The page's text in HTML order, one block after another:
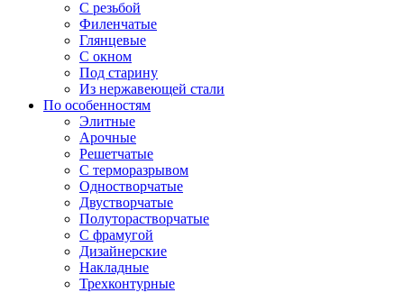
С резьбой
Филенчатые
Глянцевые
С окном
Под старину
Из нержавеющей стали
По особенностям
Элитные
Арочные
Решетчатые
С терморазрывом
Одностворчатые
Двустворчатые
Полуторастворчатые
С фрамугой
Дизайнерские
Накладные
Трехконтурные